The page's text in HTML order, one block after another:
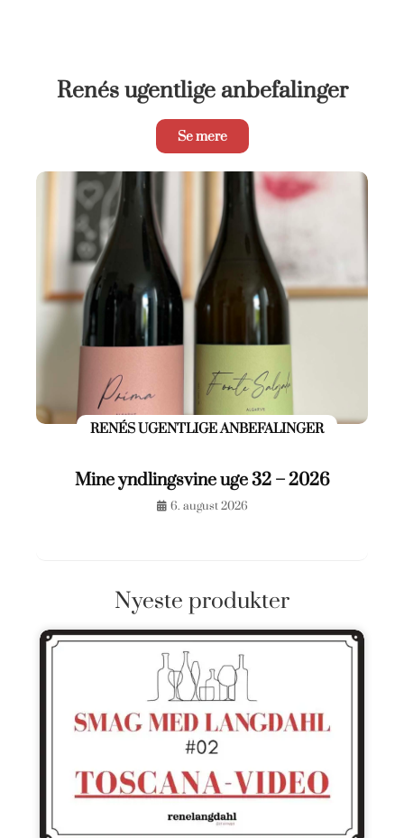
Renés ugentlige anbefalinger
Se mere
RENÉS UGENTLIGE ANBEFALINGER
Mine yndlingsvine uge 32 – 2026
6. august 2026
Nyeste produkter